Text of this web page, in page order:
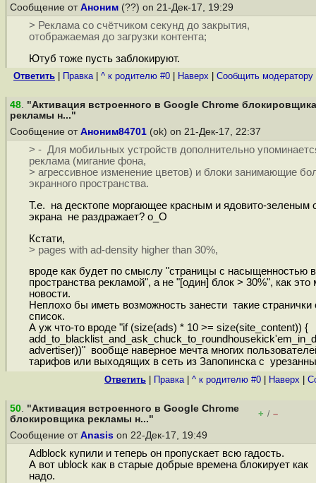
Сообщение от Аноним (??) on 21-Дек-17, 19:29
> Реклама со счётчиком секунд до закрытия,
отображаемая до загрузки контента;
Ютуб тоже пусть заблокируют.
Ответить Правка| ^ к родителю #0 Наверх Cообщить модератору
48. "Активация встроенного в Google Chrome блокировщика
рекламы н..."
Сообщение от Аноним84701 (ok) on 21-Дек-17, 22:37
> - Для мобильных устройств дополнительно
реклама (мигание фона,
> агрессивное изменение цветов) и блоки занимающие
экранного пространства.
Т.е. на десктопе моргающее красным и ядовито-зеленым
экрана не раздражает? o_O
Кстати,
> pages with ad-density higher than 30%,
вроде как будет по смыслу "страницы с насыщенностью
пространства рекламой", а не "[один] блок > 30%", как это
новости.
Неплохо бы иметь возможность занести такие странички
список.
А уж что-то вроде "if (size(ads) * 10 >= size(site_content)) {
advertiser))" вообще наверное мечта многих
тарифов или выходящих в сеть из Запопинска с
Ответить Правка| ^ к родителю #0 Наверх
50. "Активация встроенного в Google Chrome
блокировщика рекламы н..."
+ / –
Сообщение от Anasis on 22-Дек-17, 19:49
Adblock купили и теперь он пропускает всю гадость.
А вот ublock как в старые добрые времена блокирует как
надо.